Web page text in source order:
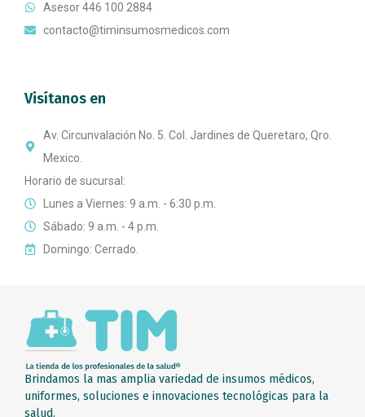
Asesor 446 100 2884
contacto@timinsumosmedicos.com
Visítanos en
Av. Circunvalación No. 5. Col. Jardines de Queretaro, Qro.
Mexico.
Horario de sucursal:
Lunes a Viernes: 9 a.m. - 6:30 p.m.
Sábado: 9 a.m. - 4 p.m.
Domingo: Cerrado.
Brindamos la mas amplia variedad de insumos médicos,
uniformes, soluciones e innovaciones tecnológicas para la
salud.